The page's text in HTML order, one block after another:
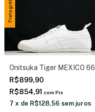
Frete grátis
Onitsuka Tiger MEXICO 66
R$899,90
R$854,91com Pix
7 x de R$128,56 sem juros